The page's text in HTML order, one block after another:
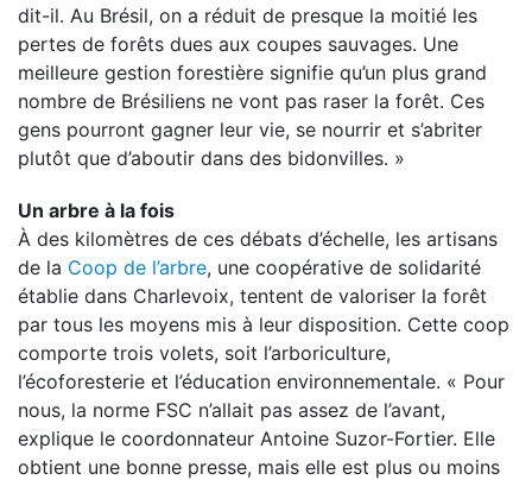
dit-il. Au Brésil, on a réduit de presque la moitié les
pertes de forêts dues aux coupes sauvages. Une
meilleure gestion forestière signifie qu’un plus grand
nombre de Brésiliens ne vont pas raser la forêt. Ces
gens pourront gagner leur vie, se nourrir et s’abriter
plutôt que d’aboutir dans des bidonvilles. »
Un arbre à la fois
À des kilomètres de ces débats d’échelle, les artisans
de la Coop de l’arbre, une coopérative de solidarité
établie dans Charlevoix, tentent de valoriser la forêt
par tous les moyens mis à leur disposition. Cette coop
comporte trois volets, soit l’arboriculture,
l’écoforesterie et l’éducation environnementale. « Pour
nous, la norme FSC n’allait pas assez de l’avant,
explique le coordonnateur Antoine Suzor-Fortier. Elle
obtient une bonne presse, mais elle est plus ou moins